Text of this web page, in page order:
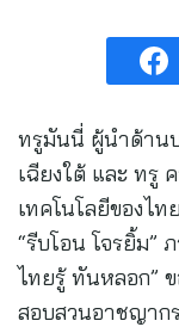
ทรูมันนี่ ผู้นำด้านบ
เฉียงใต้ และ ทรู
เทคโนโลยีของไ
“รีบโอน โจรยิ้ม”
ไทยรู้ ทันหลอก”
สอบสวนอาชญาก